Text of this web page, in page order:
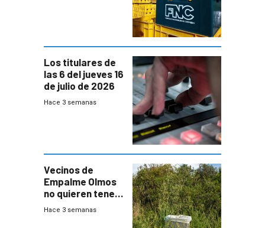
Los titulares de
las 6 del jueves 16
de julio de 2026
Hace 3 semanas
Vecinos de
Empalme Olmos
no quieren tener
cerca una planta
Hace 3 semanas